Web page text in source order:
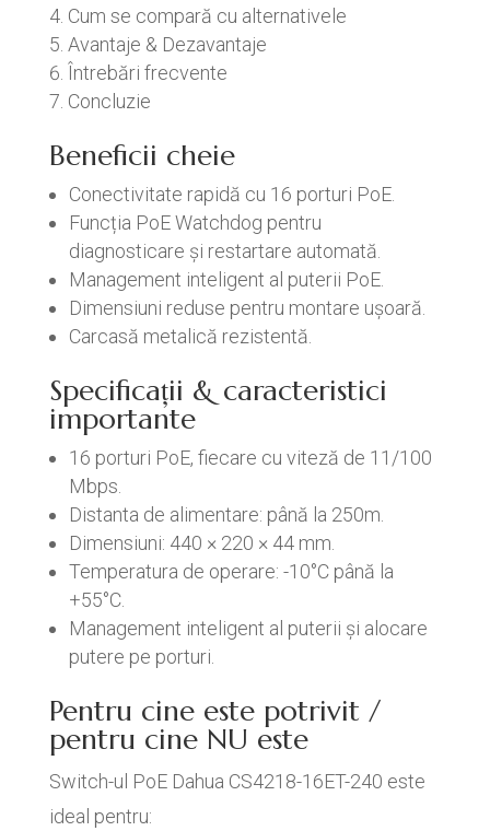
Cum se compară cu alternativele
Avantaje & Dezavantaje
Întrebări frecvente
Concluzie
Beneficii cheie
Conectivitate rapidă cu 16 porturi PoE.
Funcția PoE Watchdog pentru
diagnosticare și restartare automată.
Management inteligent al puterii PoE.
Dimensiuni reduse pentru montare ușoară.
Carcasă metalică rezistentă.
Specificații & caracteristici
importante
16 porturi PoE, fiecare cu viteză de 11/100
Mbps.
Distanta de alimentare: până la 250m.
Dimensiuni: 440 × 220 × 44 mm.
Temperatura de operare: -10°C până la
+55°C.
Management inteligent al puterii și alocare
putere pe porturi.
Pentru cine este potrivit /
pentru cine NU este
Switch-ul PoE Dahua CS4218-16ET-240 este
ideal pentru: